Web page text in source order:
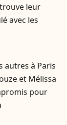
leur
avec les
autres à Paris
et Mélissa
pour